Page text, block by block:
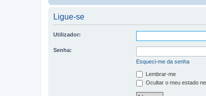
Ligue-se
Utilizador:
Senha:
Esqueci-me da senha
Lembrar-me
Ocultar o meu estado